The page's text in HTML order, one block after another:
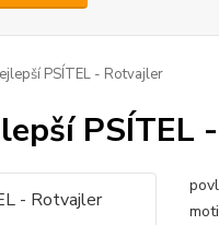
PSÍTEL - Rotvajler
PSÍTEL